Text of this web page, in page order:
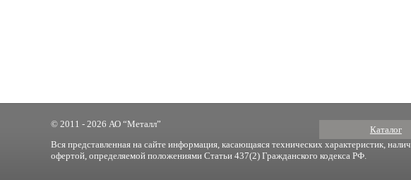
Каталог
© 2011 - 2026 АО “Металл”
Вся представленная на сайте информация, касающаяся технических характеристик,
офертой, определяемой положениями Статьи 437(2) Гражданского кодекса РФ.